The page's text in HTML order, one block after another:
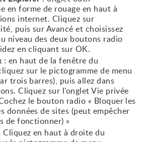
en forme de rouage en haut à
internet. Cliquez sur
puis sur Avancé et choisissez
niveau des deux boutons radio
en cliquant sur OK.
: en haut de la fenêtre du
sur le pictogramme de menu
trois barres), puis allez dans
Cliquez sur l’onglet Vie privée
le bouton radio « Bloquer les
données de sites (peut empêcher
de fonctionner) »
Cliquez en haut à droite du